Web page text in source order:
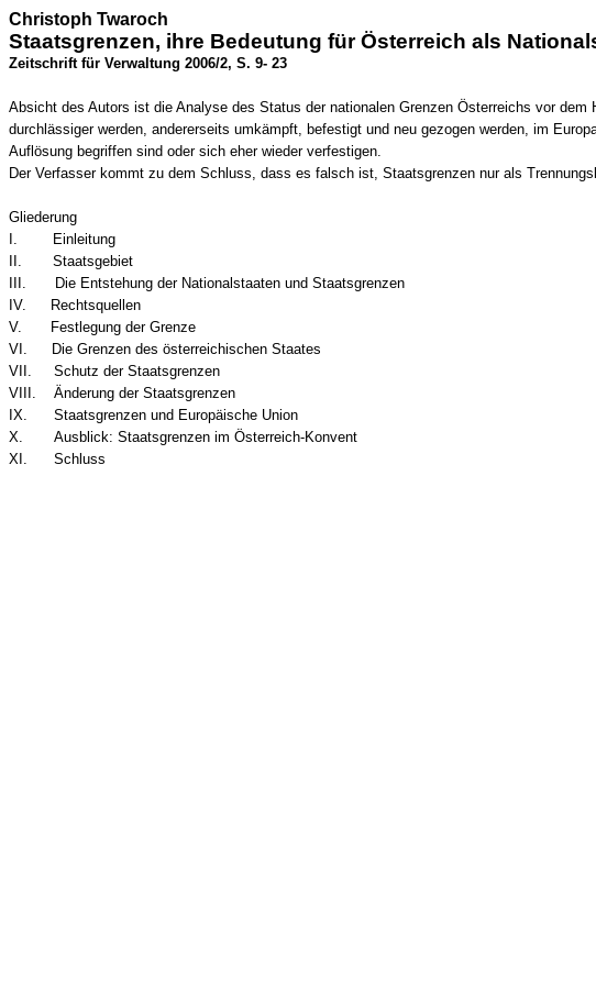
Christoph Twaroch
Staatsgrenzen, ihre Bedeutung für Österreich als
Zeitschrift für Verwaltung 2006/2, S. 9- 23
Absicht des Autors ist die Analyse des Status der nationalen Grenzen Österreichs vor
durchlässiger werden, andererseits umkämpft, befestigt und neu gezogen werden, im
Auflösung begriffen sind oder sich eher wieder verfestigen.
Der Verfasser kommt zu dem Schluss, dass es falsch ist, Staatsgrenzen nur als
Gliederung
I.
Einleitung
II.
Staatsgebiet
III.
Die Entstehung der Nationalstaaten und Staatsgrenzen
IV.
Rechtsquellen
V.
Festlegung der Grenze
VI.
Die Grenzen des österreichischen Staates
VII.
Schutz der Staatsgrenzen
VIII.
Änderung der Staatsgrenzen
IX.
Staatsgrenzen und Europäische Union
X.
Ausblick: Staatsgrenzen im Österreich-Konvent
XI.
Schluss